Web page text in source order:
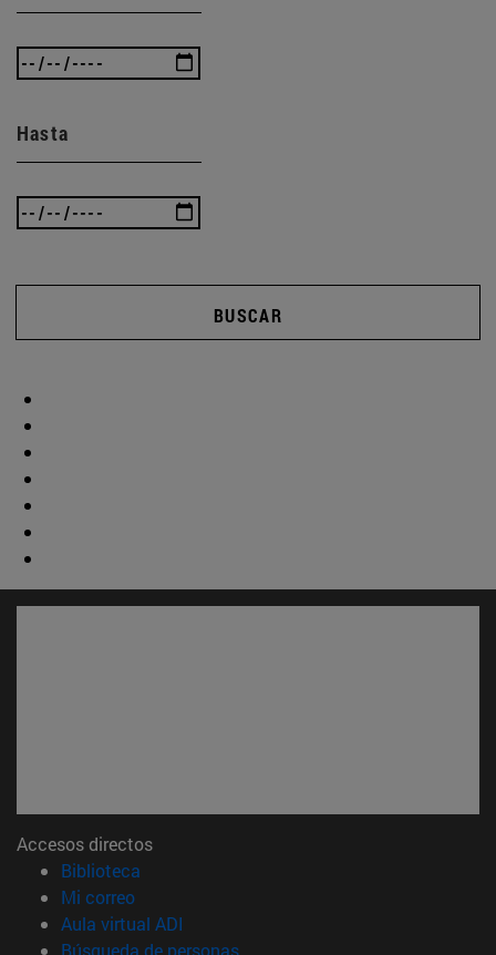
Hasta
BUSCAR
Accesos directos
Biblioteca
Mi correo(abre en nueva ventana)
Aula virtual ADI
Búsqueda de personas(abre en nueva ventana)